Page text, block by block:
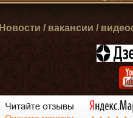
Новости / вакансии /